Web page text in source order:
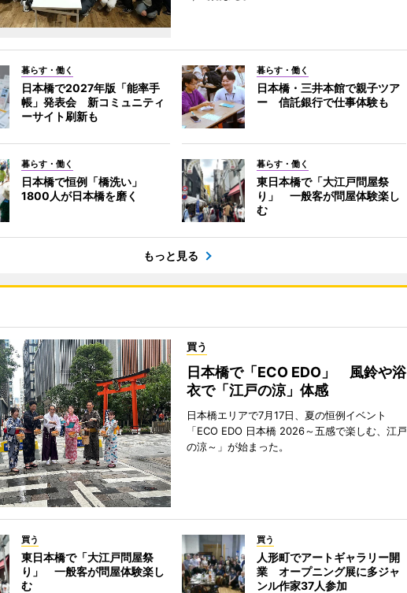
暮らす・働く
日本橋で2027年版「能率手
帳」発表会 新コミュニティ
ーサイト刷新も
暮らす・働く
日本橋・三井本館で親子ツア
ー 信託銀行で仕事体験も
暮らす・働く
日本橋で恒例「橋洗い」
1800人が日本橋を磨く
暮らす・働く
東日本橋で「大江戸問屋祭
り」 一般客が問屋体験楽し
む
もっと見る
買う
日本橋で「ECO EDO」 風鈴や浴
衣で「江戸の涼」体感
日本橋エリアで7月17日、夏の恒例イベント
「ECO EDO 日本橋 2026～五感で楽しむ、江戸
の涼～」が始まった。
買う
東日本橋で「大江戸問屋祭
り」 一般客が問屋体験楽し
む
買う
人形町でアートギャラリー開
業 オープニング展に多ジャ
ンル作家37人参加